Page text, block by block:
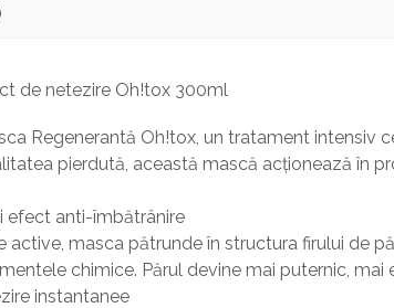
de netezire Oh!tox 300ml
Regenerantă Oh!tox, un tratament
pierdută, această mască acționează în
efect anti-îmbătrânire
active, masca pătrunde în structura firului de
chimice. Părul devine mai puternic, mai
instantanee